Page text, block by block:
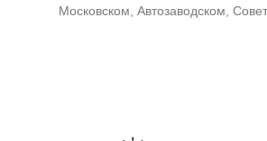
Московском, Автозаводском,